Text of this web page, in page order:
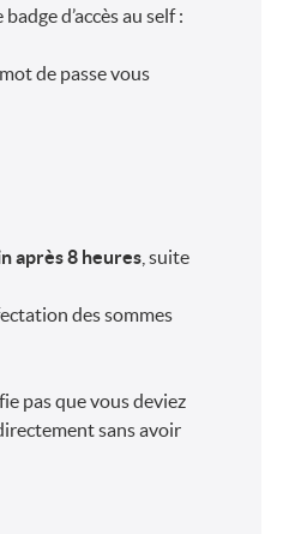
d’accès au self :
de passe vous
après 8 heures, suite
des sommes
pas que vous deviez
sans avoir